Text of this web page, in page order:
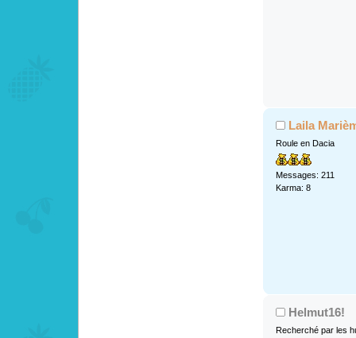
Laila
Roule en Dacia
Messages: 211
Karma: 8
Helmut16!
Recherché par les